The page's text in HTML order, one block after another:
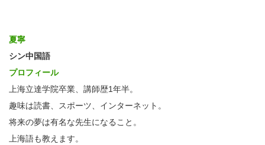
夏寧
シン中国語
プロフィール
上海立達学院卒業、講師歴1年半。
趣味は読書、スポーツ、インターネット。
将来の夢は有名な先生になること。
上海語も教えます。